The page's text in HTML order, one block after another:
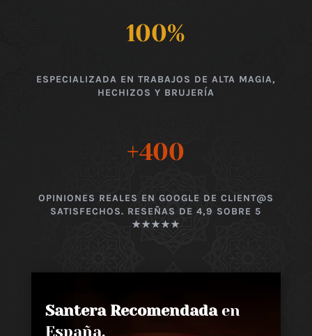
100%
ESPECIALIZADA EN TRABAJOS DE ALTA MAGIA,
HECHIZOS Y BRUJERÍA
+400
OPINIONES REALES EN GOOGLE DE CLIENT@S
SATISFECHOS. RESEÑAS DE 4,9 SOBRE 5
★★★★★
Santera Recomendadaen
España,